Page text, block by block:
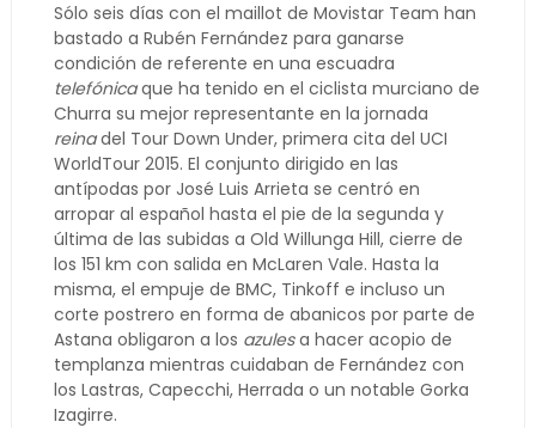
Sólo seis días con el maillot de Movistar Team han
bastado a Rubén Fernández para ganarse
condición de referente en una escuadra
telefónicaque ha tenido en el ciclista murciano de
Churra su mejor representante en la jornada
reina del Tour Down Under, primera cita del UCI
WorldTour 2015. El conjunto dirigido en las
antípodas por José Luis Arrieta se centró en
arropar al español hasta el pie de la segunda y
última de las subidas a Old Willunga Hill, cierre de
los 151 km con salida en McLaren Vale. Hasta la
misma, el empuje de BMC, Tinkoff e incluso un
corte postrero en forma de abanicos por parte de
Astana obligaron a los azulesa hacer acopio de
templanza mientras cuidaban de Fernández con
los Lastras, Capecchi, Herrada o un notable Gorka
Izagirre.